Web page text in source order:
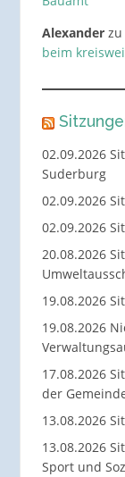
Alexanderzu
beim
02.09.2026
Suderburg
02.09.2026
02.09.2026
20.08.2026
19.08.2026
19.08.2026
17.08.2026
der
13.08.2026
13.08.2026
Sport und